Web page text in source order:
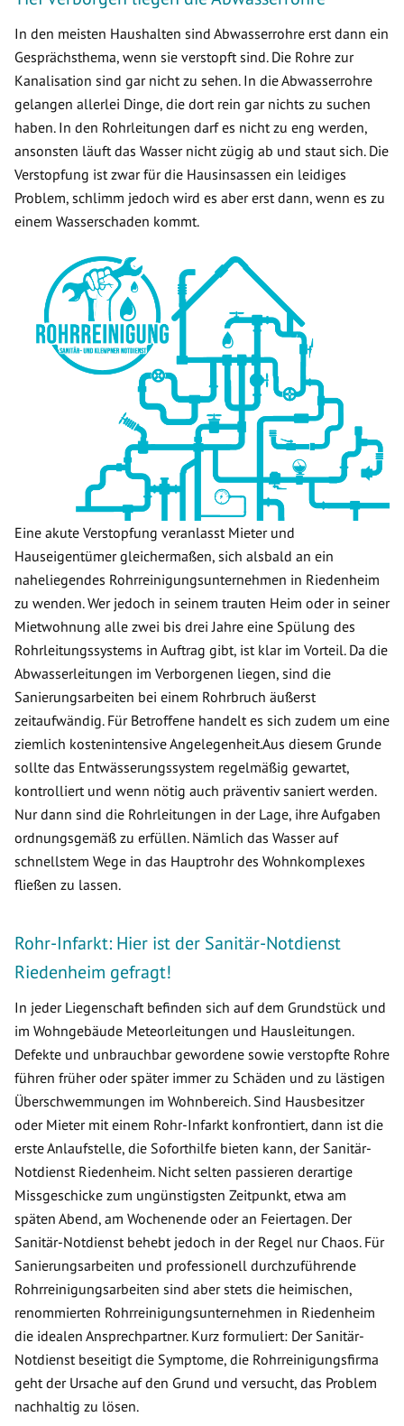
In den meisten Haushalten sind Abwasserrohre erst dann ein
Gesprächsthema, wenn sie verstopft sind. Die Rohre zur
Kanalisation sind gar nicht zu sehen. In die Abwasserrohre
gelangen allerlei Dinge, die dort rein gar nichts zu suchen
haben. In den Rohrleitungen darf es nicht zu eng werden,
ansonsten läuft das Wasser nicht zügig ab und staut sich. Die
Verstopfung ist zwar für die Hausinsassen ein leidiges
Problem, schlimm jedoch wird es aber erst dann, wenn es zu
einem Wasserschaden kommt.
Eine akute Verstopfung veranlasst Mieter und
Hauseigentümer gleichermaßen, sich alsbald an ein
naheliegendes Rohrreinigungsunternehmen in Riedenheim
zu wenden. Wer jedoch in seinem trauten Heim oder in seiner
Mietwohnung alle zwei bis drei Jahre eine Spülung des
Rohrleitungssystems in Auftrag gibt, ist klar im Vorteil. Da die
Abwasserleitungen im Verborgenen liegen, sind die
Sanierungsarbeiten bei einem Rohrbruch äußerst
zeitaufwändig. Für Betroffene handelt es sich zudem um eine
ziemlich kostenintensive Angelegenheit.Aus diesem Grunde
sollte das Entwässerungssystem regelmäßig gewartet,
kontrolliert und wenn nötig auch präventiv saniert werden.
Nur dann sind die Rohrleitungen in der Lage, ihre Aufgaben
ordnungsgemäß zu erfüllen. Nämlich das Wasser auf
schnellstem Wege in das Hauptrohr des Wohnkomplexes
fließen zu lassen.
Rohr-Infarkt: Hier ist der Sanitär-Notdienst
Riedenheim gefragt!
In jeder Liegenschaft befinden sich auf dem Grundstück und
im Wohngebäude Meteorleitungen und Hausleitungen.
Defekte und unbrauchbar gewordene sowie verstopfte Rohre
führen früher oder später immer zu Schäden und zu lästigen
Überschwemmungen im Wohnbereich. Sind Hausbesitzer
oder Mieter mit einem Rohr-Infarkt konfrontiert, dann ist die
erste Anlaufstelle, die Soforthilfe bieten kann, der Sanitär-
Notdienst Riedenheim. Nicht selten passieren derartige
Missgeschicke zum ungünstigsten Zeitpunkt, etwa am
späten Abend, am Wochenende oder an Feiertagen. Der
Sanitär-Notdienst behebt jedoch in der Regel nur Chaos. Für
Sanierungsarbeiten und professionell durchzuführende
Rohrreinigungsarbeiten sind aber stets die heimischen,
renommierten Rohrreinigungsunternehmen in Riedenheim
die idealen Ansprechpartner. Kurz formuliert: Der Sanitär-
Notdienst beseitigt die Symptome, die Rohrreinigungsfirma
geht der Ursache auf den Grund und versucht, das Problem
nachhaltig zu lösen.